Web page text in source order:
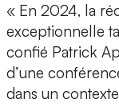
« En 2024, la
exceptionnelle
confié Patrick
d’une
dans un